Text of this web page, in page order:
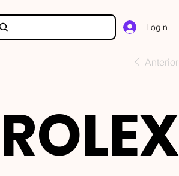
Login
Anterior
ROLEX